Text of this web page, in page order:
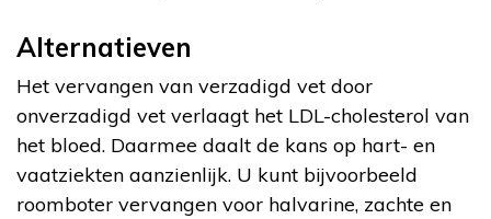
Alternatieven
Het vervangen van verzadigd vet door
onverzadigd vet verlaagt het LDL-cholesterol van
het bloed. Daarmee daalt de kans op hart- en
vaatziekten aanzienlijk. U kunt bijvoorbeeld
roomboter vervangen voor halvarine, zachte en